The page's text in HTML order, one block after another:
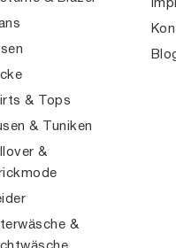
& Tops
& Tuniken
&
&